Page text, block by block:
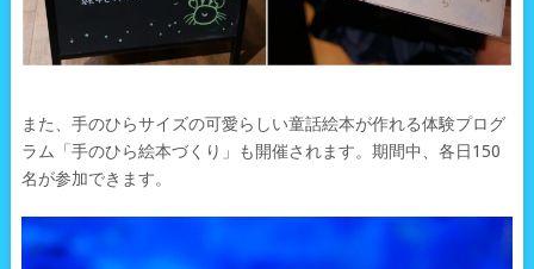
また、手のひらサイズの可愛らしい童話絵本が作れる体験プログ
ラム「手のひら絵本づくり」も開催されます。期間中、各日150
名が参加できます。